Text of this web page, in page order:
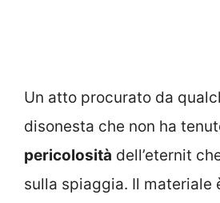
Un atto procurato da
disonesta che non ha
pericolosità dell’eternit
sulla spiaggia. Il materiale